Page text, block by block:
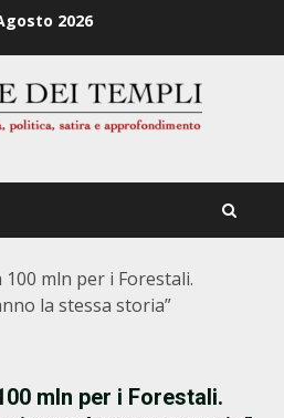
2026
100 mln per i Forestali.
la stessa storia”
mln per i Forestali.